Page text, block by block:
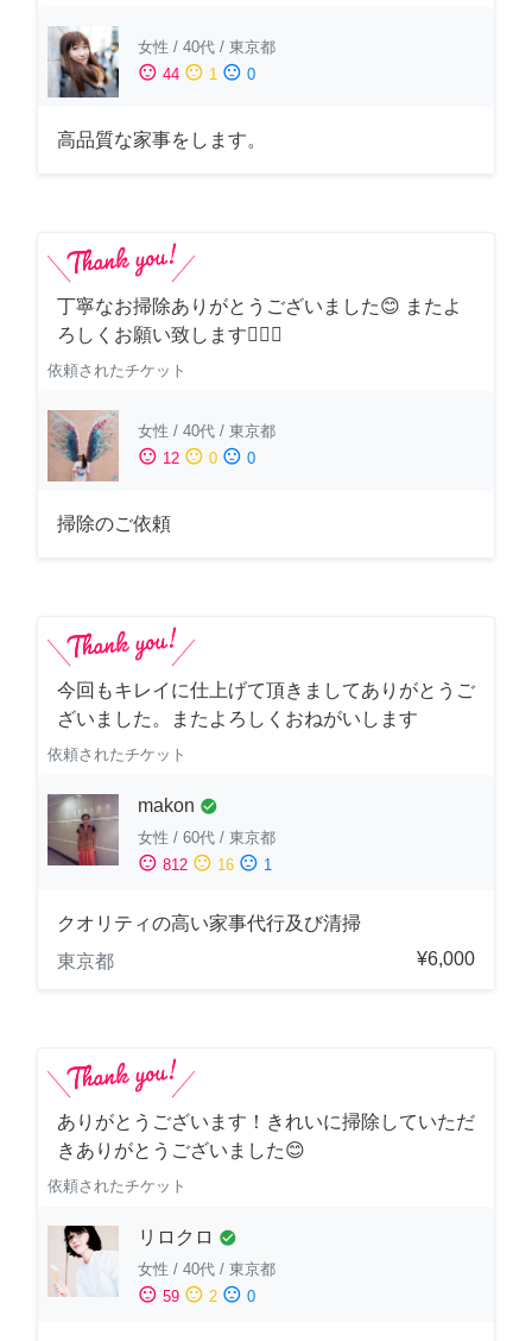
女性 / 40代 / 東京都
sentiment_satisfied 44 sentiment_neutral 1 sentiment_dissatisfied 0
高品質な家事をします。
丁寧なお掃除ありがとうございました😊 またよ
ろしくお願い致します🙆‍♀️✨
依頼されたチケット
女性 / 40代 / 東京都
sentiment_satisfied 12 sentiment_neutral 0 sentiment_dissatisfied 0
掃除のご依頼
今回もキレイに仕上げて頂きましてありがとうご
ざいました。またよろしくおねがいします
依頼されたチケット
makon check_circle
女性 / 60代 / 東京都
sentiment_satisfied 812 sentiment_neutral 16 sentiment_dissatisfied 1
クオリティの高い家事代行及び清掃
東京都
¥6,000
ありがとうございます！きれいに掃除していただ
きありがとうございました😊
依頼されたチケット
リロクロ check_circle
女性 / 40代 / 東京都
sentiment_satisfied 59 sentiment_neutral 2 sentiment_dissatisfied 0